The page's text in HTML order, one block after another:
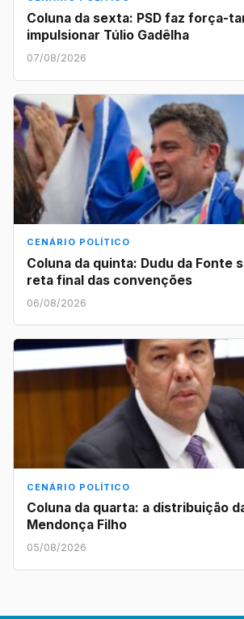
Coluna da sexta: PSD faz força-
impulsionar Túlio Gadêlha
07/08/2026
CENÁRIO POLÍTICO
Coluna da quinta: Dudu da Fonte
reta final das convenções
06/08/2026
CENÁRIO POLÍTICO
Coluna da quarta: a distribuição
Mendonça Filho
05/08/2026